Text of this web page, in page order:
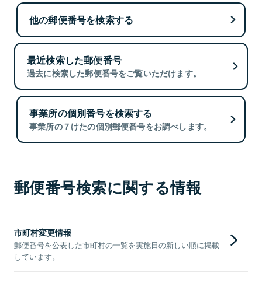
他の郵便番号を検索する
最近検索した郵便番号
過去に検索した郵便番号をご覧いただけます。
事業所の個別番号を検索する
事業所の７けたの個別郵便番号をお調べします。
郵便番号検索に関する情報
市町村変更情報
郵便番号を公表した市町村の一覧を実施日の新しい順に掲載
しています。